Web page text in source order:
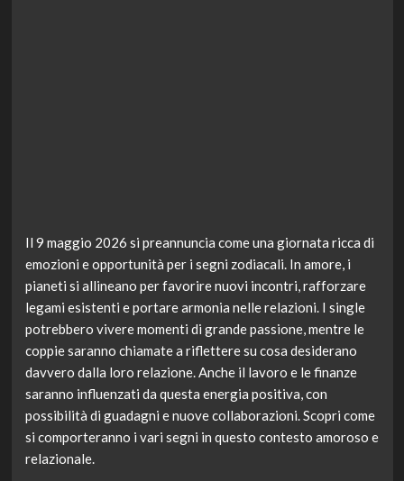
Il 9 maggio 2026 si preannuncia come una giornata ricca di
emozioni e opportunità per i segni zodiacali. In amore, i
pianeti si allineano per favorire nuovi incontri, rafforzare
legami esistenti e portare armonia nelle relazioni. I single
potrebbero vivere momenti di grande passione, mentre le
coppie saranno chiamate a riflettere su cosa desiderano
davvero dalla loro relazione. Anche il lavoro e le finanze
saranno influenzati da questa energia positiva, con
possibilità di guadagni e nuove collaborazioni. Scopri come
si comporteranno i vari segni in questo contesto amoroso e
relazionale.